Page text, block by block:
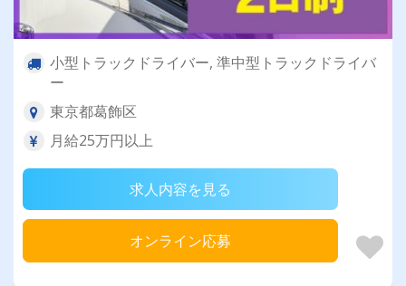
小型トラックドライバー, 準中型トラックドライバ
ー
東京都葛飾区
月給25万円以上
求人内容を見る
オンライン応募